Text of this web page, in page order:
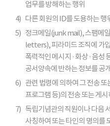
업무를 방해하는 행위
4) 다른 회원의 ID를 도용하는 행
5) 정크메일(junk mail), 스팸메
letters), 피라미드 조직에 가
폭력적인 메시지 · 화상 · 음성
공서양속에 반하는 정보를 공
6) 관련 법령에 의하여 그 전송
프로그램 등)의 전송 또는 게시
7) 독립기념관의 직원이나 다음
사칭하여 또는 타인의 명의를